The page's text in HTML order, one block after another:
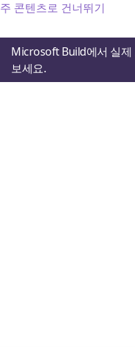
주 콘텐츠로 건너뛰기
Microsoft Build에서 실제
보세요.